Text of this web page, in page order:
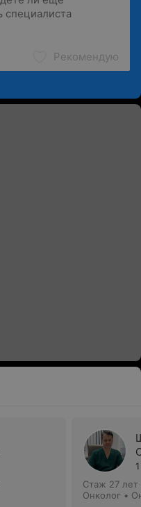
Рекомендую
Стаж 27 лет
Онколог •